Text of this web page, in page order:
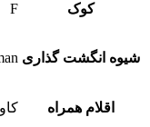
کوک F
شیوه انگشت گذاری
اقلام همراه